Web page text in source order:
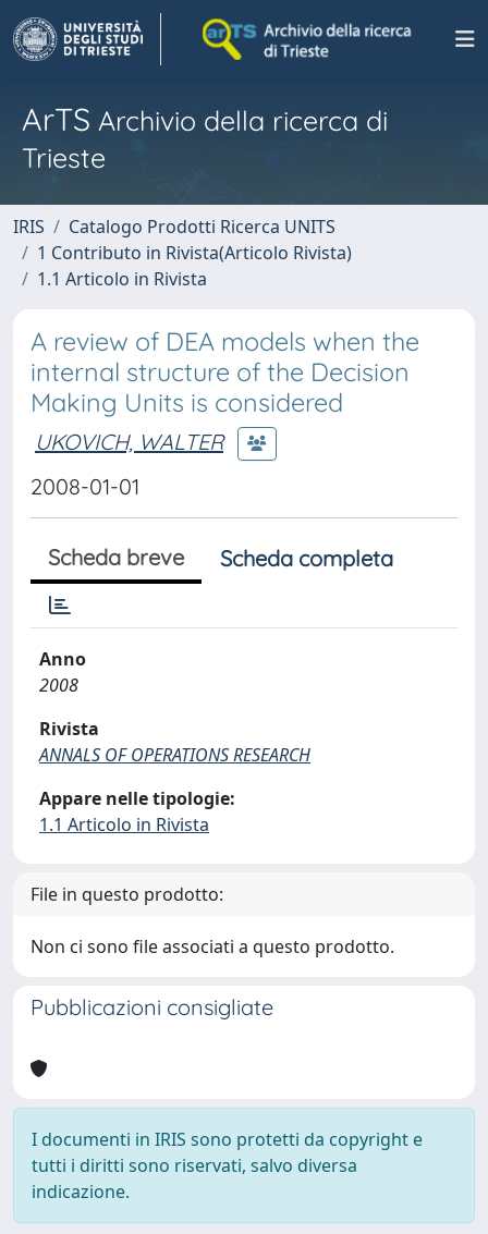
ArTS Archivio della ricerca di
Trieste
IRIS
Catalogo Prodotti Ricerca UNITS
1 Contributo in Rivista(Articolo Rivista)
1.1 Articolo in Rivista
A review of DEA models when the
internal structure of the Decision
Making Units is considered
UKOVICH, WALTER
2008-01-01
Scheda breve Scheda completa
Anno
2008
Rivista
ANNALS OF OPERATIONS RESEARCH
Appare nelle tipologie:
1.1 Articolo in Rivista
File in questo prodotto:
Non ci sono file associati a questo prodotto.
Pubblicazioni consigliate
I documenti in IRIS sono protetti da copyright e
tutti i diritti sono riservati, salvo diversa
indicazione.